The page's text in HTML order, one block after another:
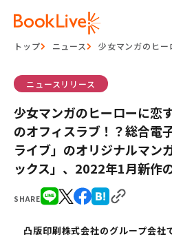
トップ ニュース 少女マンガのヒ
SHARE
ニュースリリース
少女マンガのヒーローに恋
のオフィスラブ！？総合電
ライブ」のオリジナルマン
ックス」、2022年1月新作
凸版印刷株式会社のグループ会社